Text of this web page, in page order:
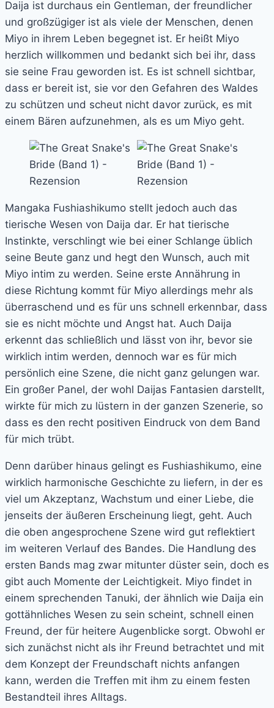
Daija ist durchaus ein Gentleman, der freundlicher
und großzügiger ist als viele der Menschen, denen
Miyo in ihrem Leben begegnet ist. Er heißt Miyo
herzlich willkommen und bedankt sich bei ihr, dass
sie seine Frau geworden ist. Es ist schnell sichtbar,
dass er bereit ist, sie vor den Gefahren des Waldes
zu schützen und scheut nicht davor zurück, es mit
einem Bären aufzunehmen, als es um Miyo geht.
Mangaka Fushiashikumo stellt jedoch auch das
tierische Wesen von Daija dar. Er hat tierische
Instinkte, verschlingt wie bei einer Schlange üblich
seine Beute ganz und hegt den Wunsch, auch mit
Miyo intim zu werden. Seine erste Annährung in
diese Richtung kommt für Miyo allerdings mehr als
überraschend und es für uns schnell erkennbar, dass
sie es nicht möchte und Angst hat. Auch Daija
erkennt das schließlich und lässt von ihr, bevor sie
wirklich intim werden, dennoch war es für mich
persönlich eine Szene, die nicht ganz gelungen war.
Ein großer Panel, der wohl Daijas Fantasien darstellt,
wirkte für mich zu lüstern in der ganzen Szenerie, so
dass es den recht positiven Eindruck von dem Band
für mich trübt.
Denn darüber hinaus gelingt es Fushiashikumo, eine
wirklich harmonische Geschichte zu liefern, in der es
viel um Akzeptanz, Wachstum und einer Liebe, die
jenseits der äußeren Erscheinung liegt, geht. Auch
die oben angesprochene Szene wird gut reflektiert
im weiteren Verlauf des Bandes. Die Handlung des
ersten Bands mag zwar mitunter düster sein, doch es
gibt auch Momente der Leichtigkeit. Miyo findet in
einem sprechenden Tanuki, der ähnlich wie Daija ein
gottähnliches Wesen zu sein scheint, schnell einen
Freund, der für heitere Augenblicke sorgt. Obwohl er
sich zunächst nicht als ihr Freund betrachtet und mit
dem Konzept der Freundschaft nichts anfangen
kann, werden die Treffen mit ihm zu einem festen
Bestandteil ihres Alltags.